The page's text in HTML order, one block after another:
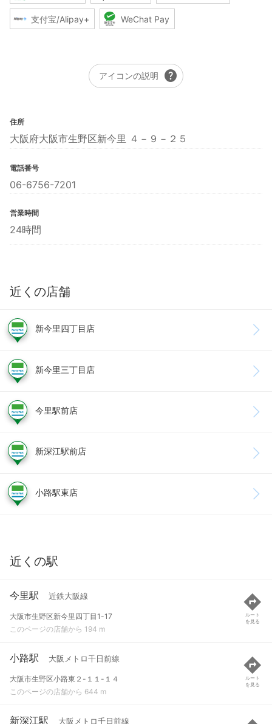
支付宝/Alipay+ WeChat Pay
アイコンの説明 help
住所
大阪府大阪市生野区新今里 ４－９－２５
電話番号
06-6756-7201
営業時間
24時間
近くの店舗
新今里四丁目店
新今里三丁目店
今里駅前店
新深江駅前店
小路駅東店
近くの駅
今里駅 近鉄大阪線
大阪市生野区新今里四丁目1-17
このページの店舗から 194 m
ルート
を見る
小路駅 大阪メトロ千日前線
大阪市生野区小路東２-１１-１４
このページの店舗から 644 m
ルート
を見る
新深江駅 大阪メトロ千日前線